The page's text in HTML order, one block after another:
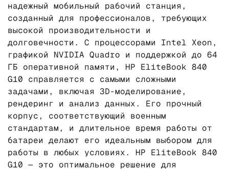
надежный мобильный рабочий станция,
созданный для профессионалов, требующих
высокой производительности и
долговечности. С процессорами Intel Xeon,
графикой NVIDIA Quadro и поддержкой до 64
ГБ оперативной памяти, HP EliteBook 840
G10 справляется с самыми сложными
задачами, включая 3D-моделирование,
рендеринг и анализ данных. Его прочный
корпус, соответствующий военным
стандартам, и длительное время работы от
батареи делают его идеальным выбором для
работы в любых условиях. HP EliteBook 840
G10 — это оптимальное решение для